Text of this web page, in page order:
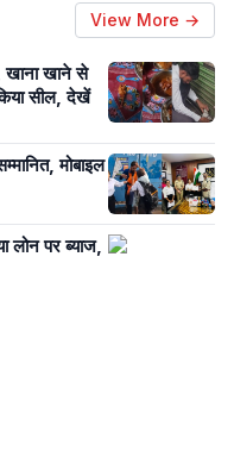
View More →
खाना खाने से
सील, देखें
मोबाइल
लोन पर ब्याज,